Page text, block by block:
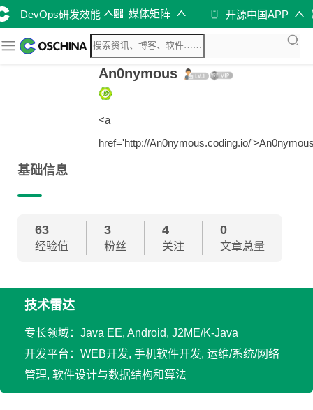
DevOps研发效能 媒体矩阵 开源中国APP
An0nymous
<a
href='http://An0nymous.coding.io/
基础信息
63
经验值
3
粉丝
4
关注
0
文章总量
技术雷达
专长领域：Java EE, Android, J2ME/K-Java
开发平台：WEB开发, 手机软件开发, 运维/系统/网络
管理, 软件设计与数据结构和算法